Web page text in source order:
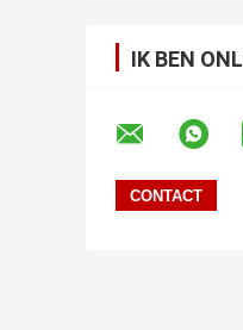
IK BEN